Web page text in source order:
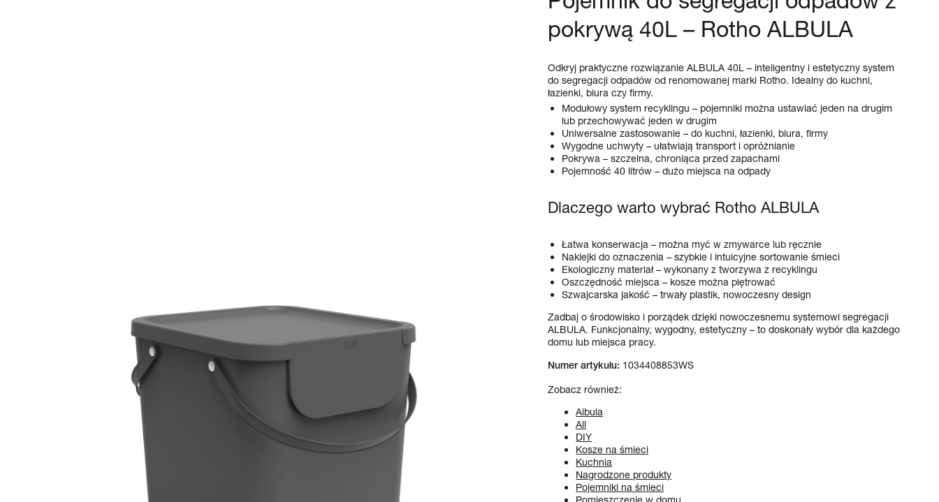
modułowy
Albula
40
modułowy
Albula
40
pokrywą 40L – Rotho ALBULA
Odkryj praktyczne rozwiązanie ALBULA 40L – inteligentny i estetyczny system
do segregacji odpadów od renomowanej marki Rotho. Idealny do kuchni,
łazienki, biura czy firmy.
Modułowy system recyklingu – pojemniki można ustawiać jeden na drugim
lub przechowywać jeden w drugim
Uniwersalne zastosowanie – do kuchni, łazienki, biura, firmy
Wygodne uchwyty – ułatwiają transport i opróżnianie
Pokrywa – szczelna, chroniąca przed zapachami
Pojemność 40 litrów – dużo miejsca na odpady
Dlaczego warto wybrać Rotho ALBULA
Łatwa konserwacja – można myć w zmywarce lub ręcznie
Naklejki do oznaczenia – szybkie i intuicyjne sortowanie śmieci
Ekologiczny materiał – wykonany z tworzywa z recyklingu
Oszczędność miejsca – kosze można piętrować
Szwajcarska jakość – trwały plastik, nowoczesny design
Zadbaj o środowisko i porządek dzięki nowoczesnemu systemowi segregacji
ALBULA. Funkcjonalny, wygodny, estetyczny – to doskonały wybór dla każdego
domu lub miejsca pracy.
Numer artykułu: 1034408853WS
Zobacz również:
Albula
All
DIY
Kosze na śmieci
Kuchnia
Nagrodzone produkty
Pojemniki na śmieci
Pomieszczenie w domu